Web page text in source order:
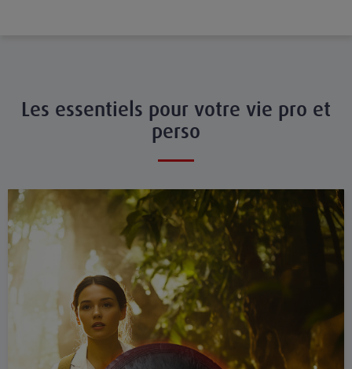
Les essentiels pour votre vie pro et
perso